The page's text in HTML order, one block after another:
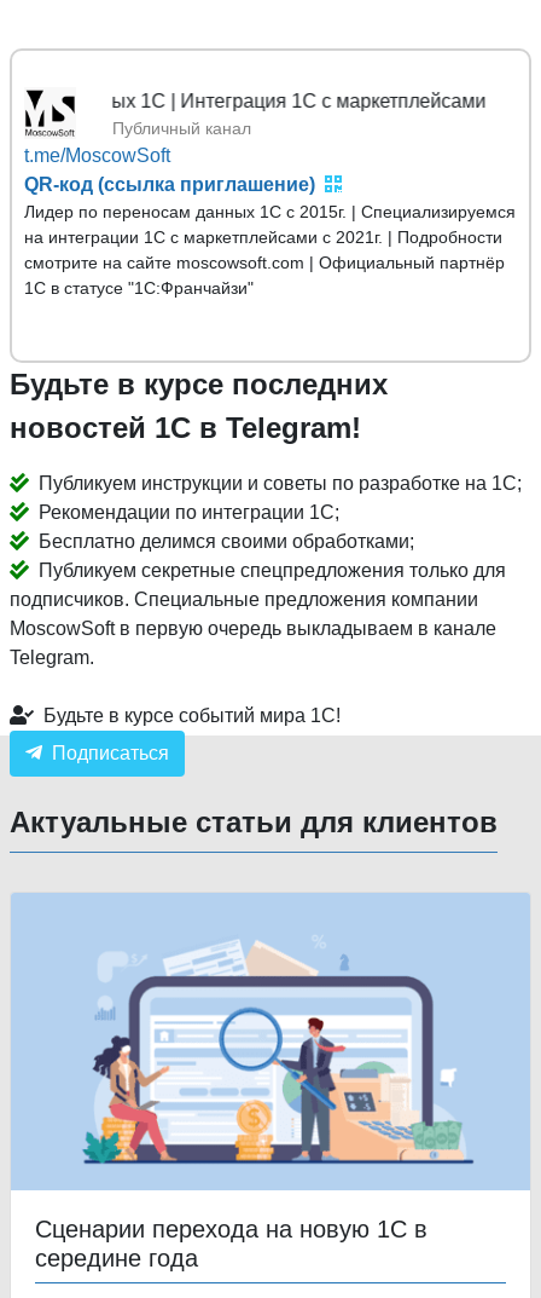
данных 1С | Интеграция 1С с маркетплейсами
Публичный канал
t.me/MoscowSoft
QR-код (ссылка приглашение)
Лидер по переносам данных 1С с 2015г. | Специализируемся
на интеграции 1С с маркетплейсами с 2021г. | Подробности
смотрите на сайте moscowsoft.com | Официальный партнёр
1С в статусе "1С:Франчайзи"
Будьте в курсе последних
новостей 1С в Telegram!
Публикуем инструкции и советы по разработке на 1С;
Рекомендации по интеграции 1С;
Бесплатно делимся своими обработками;
Публикуем секретные спецпредложения только для
подписчиков. Специальные предложения компании
MoscowSoft в первую очередь выкладываем в канале
Telegram.
Будьте в курсе событий мира 1С!
Подписаться
Актуальные статьи для клиентов
Сценарии перехода на новую 1С в
середине года